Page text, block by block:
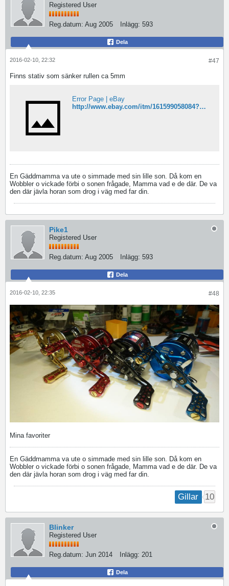
Registered User
Reg.datum: Aug 2005 Inlägg: 593
Dela
#47
2016-02-10, 22:32
Finns stativ som sänker rullen ca 5mm
Error Page | eBay
http://www.ebay.com/itm/161599058084?_trksid=p2060353.m2749.l2649&var=460771680522&ssPageName=STRK%3AMEBIDX%3AIT
En Gäddmamma va ute o simmade med sin lille son. Då kom en
Wobbler o vickade förbi o sonen frågade, Mamma vad e de där. De va
den där jävla horan som drog i väg med far din.
Pike1
Registered User
Reg.datum: Aug 2005 Inlägg: 593
Dela
#48
2016-02-10, 22:35
Mina favoriter
En Gäddmamma va ute o simmade med sin lille son. Då kom en
Wobbler o vickade förbi o sonen frågade, Mamma vad e de där. De va
den där jävla horan som drog i väg med far din.
Gillar 10
Blinker
Registered User
Reg.datum: Jun 2014 Inlägg: 201
Dela